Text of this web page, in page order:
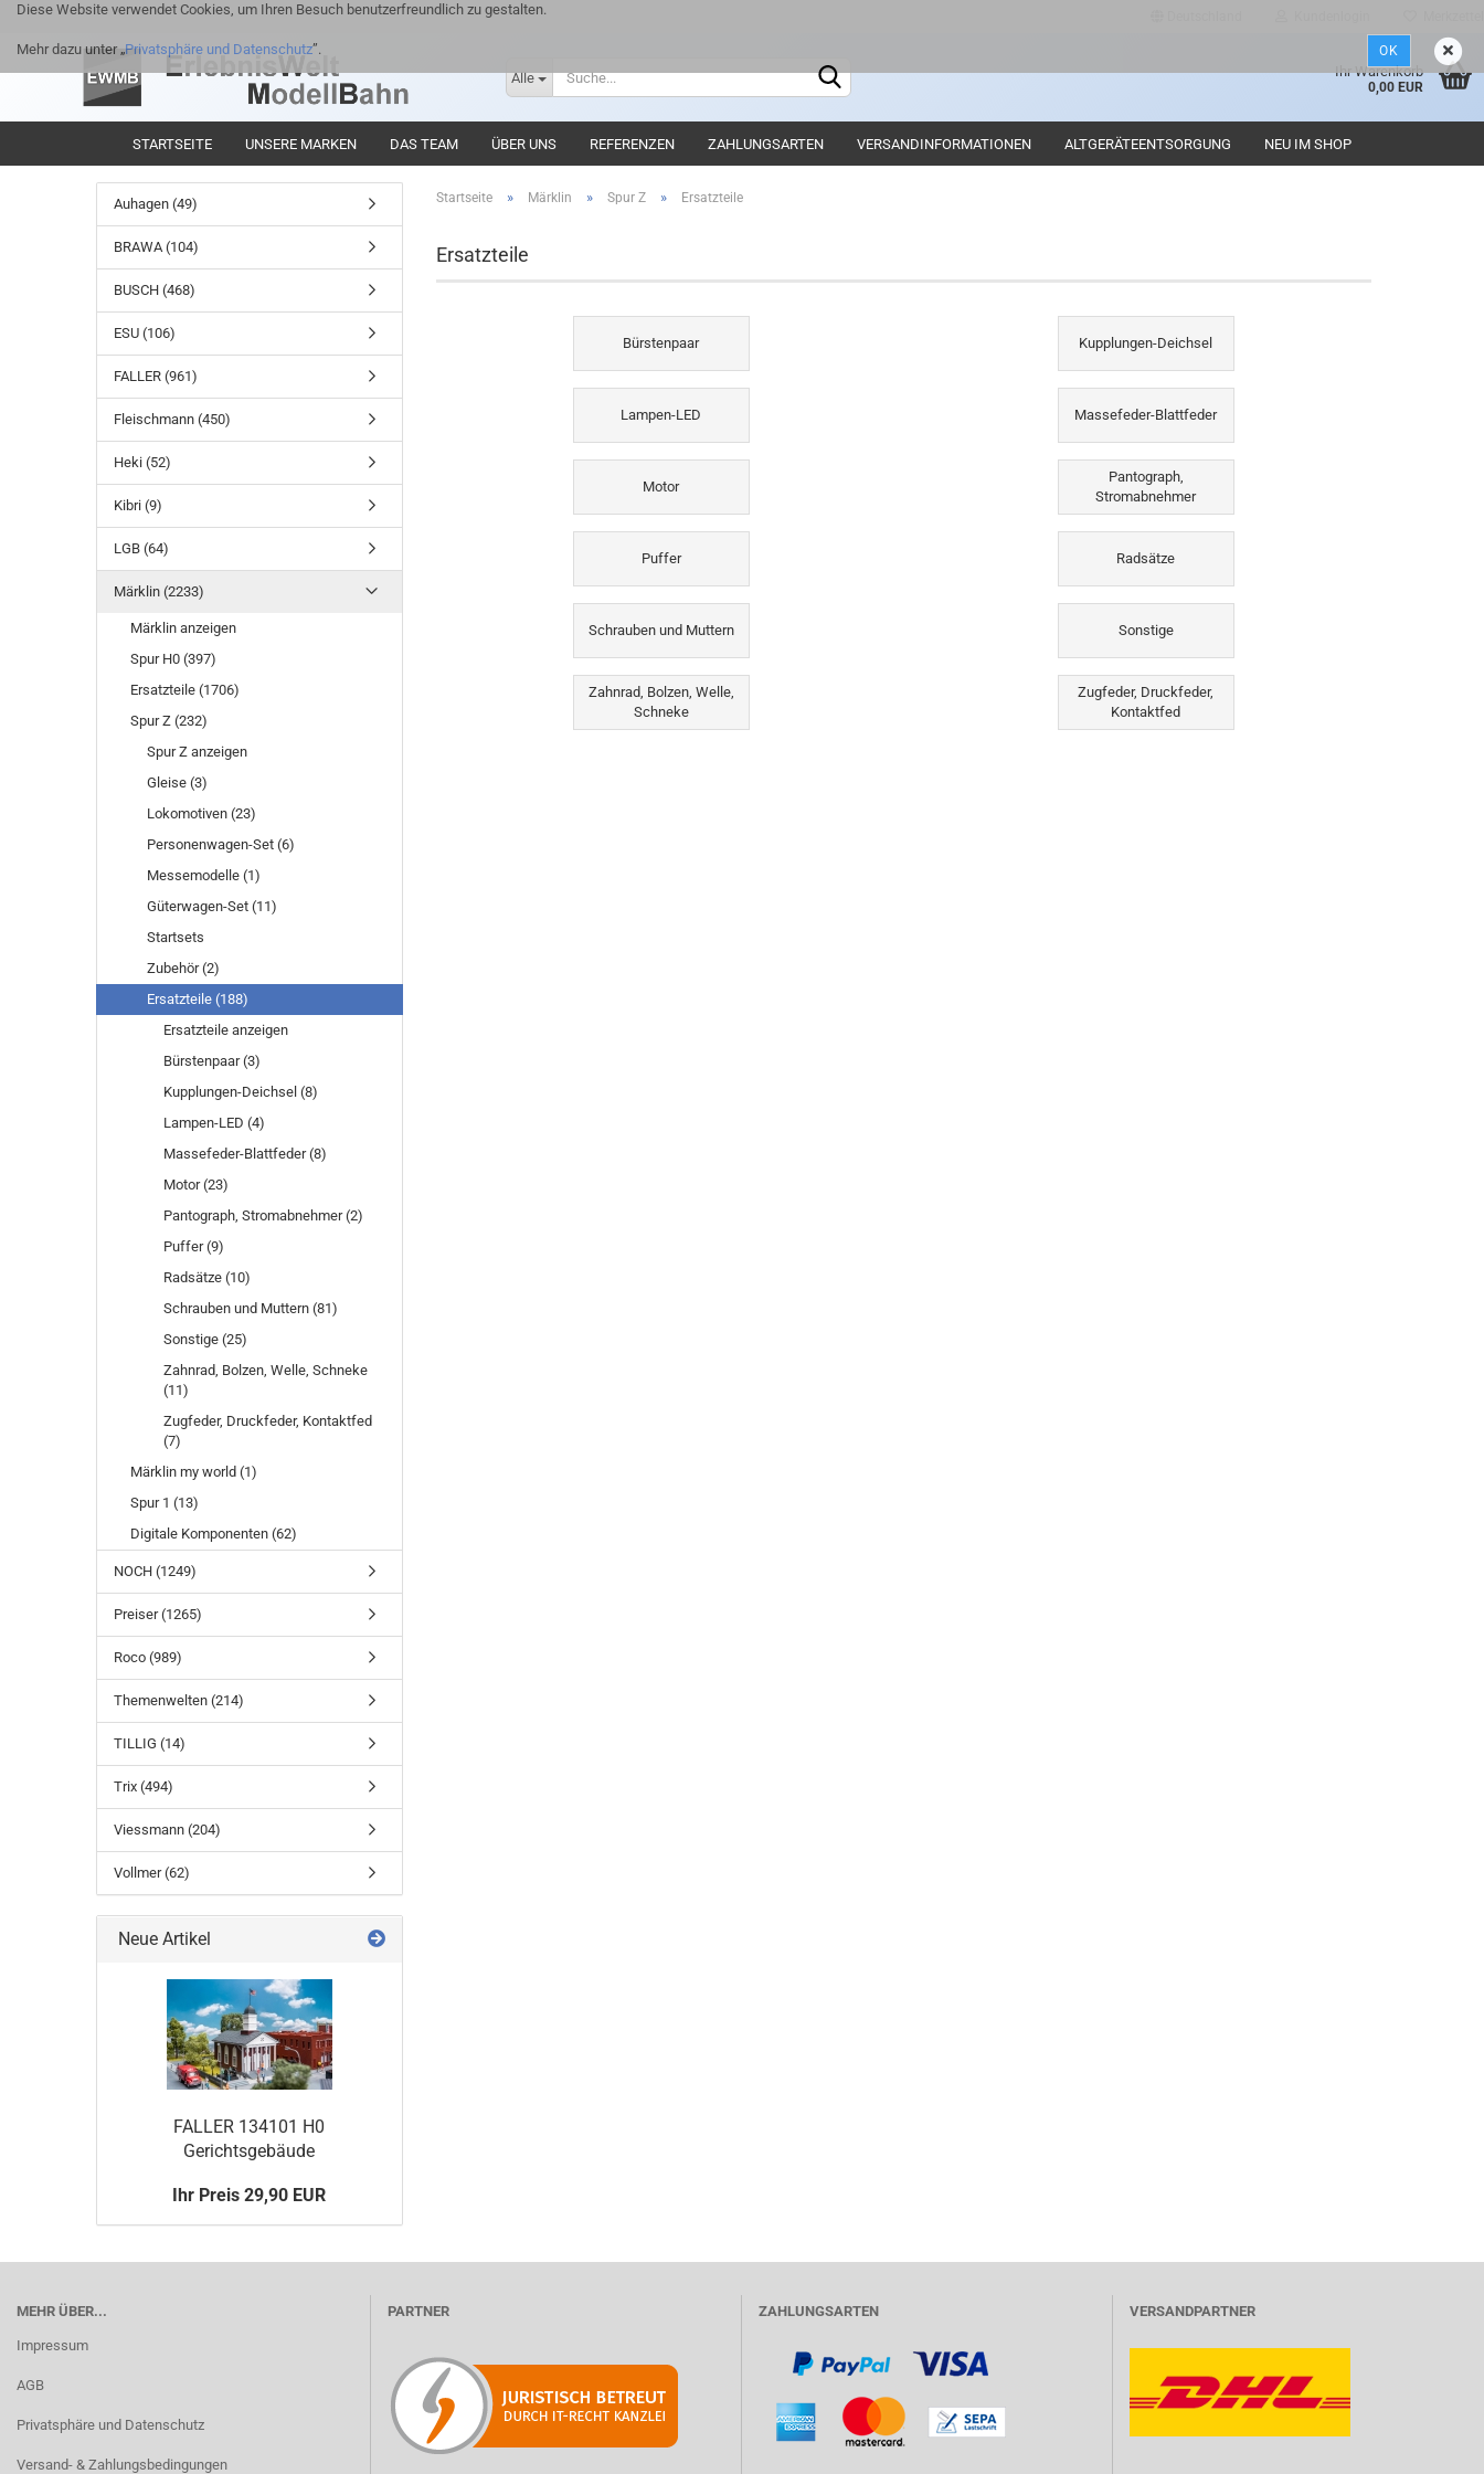
Konto erstellen
Passwort vergessen?
Alle Ihr Warenkorb
0,00 EUR
Diese Website verwendet Cookies, um Ihren Besuch benutzerfreundlich zu gestalten.
Mehr dazu unter „Privatsphäre und Datenschutz”. OK
STARTSEITE UNSERE MARKEN DAS TEAM ÜBER UNS REFERENZEN ZAHLUNGSARTEN VERSANDINFORMATIONEN ALTGERÄTEENTSORGUNG NEU IM SHOP
Startseite » Märklin » Spur Z » Ersatzteile
Ersatzteile
Bürstenpaar Kupplungen-Deichsel
Lampen-LED Massefeder-Blattfeder
Motor
Pantograph,
Stromabnehmer
Puffer Radsätze
Schrauben und Muttern Sonstige
Zahnrad, Bolzen, Welle,
Schneke
Zugfeder, Druckfeder,
Kontaktfed
Auhagen (49)
BRAWA (104)
BUSCH (468)
ESU (106)
FALLER (961)
Fleischmann (450)
Heki (52)
Kibri (9)
LGB (64)
Märklin (2233)
Märklin anzeigen
Spur H0 (397)
Ersatzteile (1706)
Spur Z (232)
Spur Z anzeigen
Gleise (3)
Lokomotiven (23)
Personenwagen-Set (6)
Messemodelle (1)
Güterwagen-Set (11)
Startsets
Zubehör (2)
Ersatzteile (188)
Ersatzteile anzeigen
Bürstenpaar (3)
Kupplungen-Deichsel (8)
Lampen-LED (4)
Massefeder-Blattfeder (8)
Motor (23)
Pantograph, Stromabnehmer (2)
Puffer (9)
Radsätze (10)
Schrauben und Muttern (81)
Sonstige (25)
Zahnrad, Bolzen, Welle, Schneke
(11)
Zugfeder, Druckfeder, Kontaktfed
(7)
Märklin my world (1)
Spur 1 (13)
Digitale Komponenten (62)
NOCH (1249)
Preiser (1265)
Roco (989)
Themenwelten (214)
TILLIG (14)
Trix (494)
Viessmann (204)
Vollmer (62)
Neue Artikel
FALLER 134101 H0
Gerichtsgebäude
Ihr Preis 29,90 EUR
MEHR ÜBER...
Impressum
AGB
Privatsphäre und Datenschutz
Versand- & Zahlungsbedingungen
PARTNER ZAHLUNGSARTEN VERSANDPARTNER